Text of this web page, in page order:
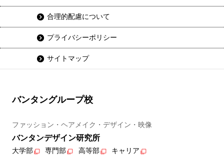
合理的配慮について
プライバシーポリシー
サイトマップ
バンタングループ校
ファッション・ヘアメイク・デザイン・映像
バンタンデザイン研究所
大学部 専門部 高等部 キャリア